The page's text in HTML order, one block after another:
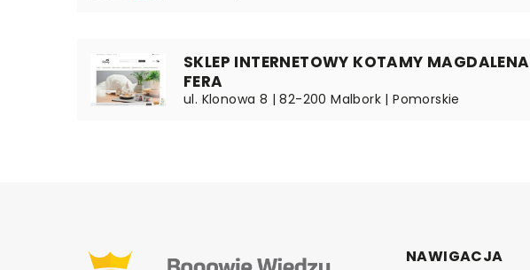
SKLEP INTERNETOWY KOTAMY MAGDALENA
FERA
ul. Klonowa 8 | 82-200 Malbork | Pomorskie
NAWIGACJA